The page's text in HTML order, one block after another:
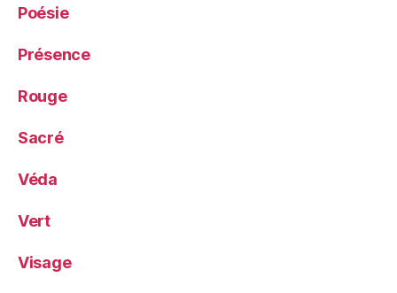
Poésie
Présence
Rouge
Sacré
Véda
Vert
Visage